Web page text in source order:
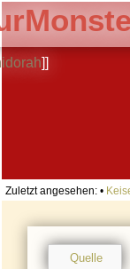
]]
Zuletzt angesehen: •
Quelle